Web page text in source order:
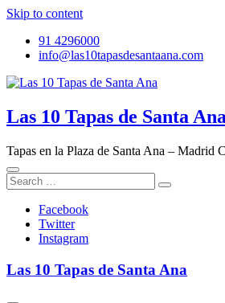
Skip to content
91 4296000
info@las10tapasdesantaana.com
Las 10 Tapas de Santa Ana
Tapas en la Plaza de Santa Ana – Madrid
Facebook
Twitter
Instagram
Las 10 Tapas de Santa Ana